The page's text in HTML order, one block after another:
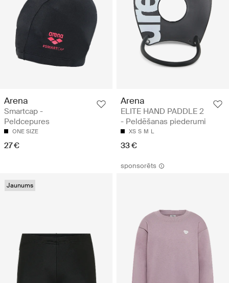
Arena
Smartcap -
Peldcepures
ONE SIZE
27 €
Arena
ELITE HAND PADDLE 2
- Peldēšanas piederumi
XS S M L
33 €
Jaunums
sponsorēts